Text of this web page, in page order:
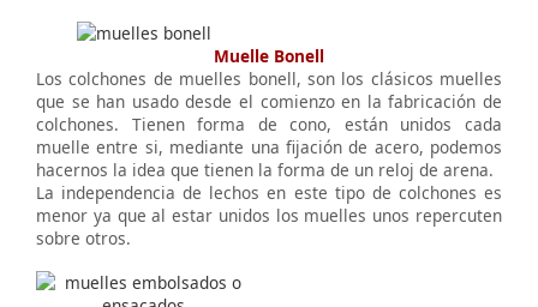
Muelle Bonell
Los colchones de muelles bonell, son los clásicos muelles
que se han usado desde el comienzo en la fabricación de
colchones. Tienen forma de cono, están unidos cada
muelle entre si, mediante una fijación de acero, podemos
hacernos la idea que tienen la forma de un reloj de arena.
La independencia de lechos en este tipo de colchones es
menor ya que al estar unidos los muelles unos repercuten
sobre otros.